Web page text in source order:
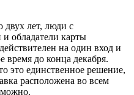
двух лет, люди с
обладатели карты
на один вход и
время до конца декабря.
это единственное решение,
расположена во всем